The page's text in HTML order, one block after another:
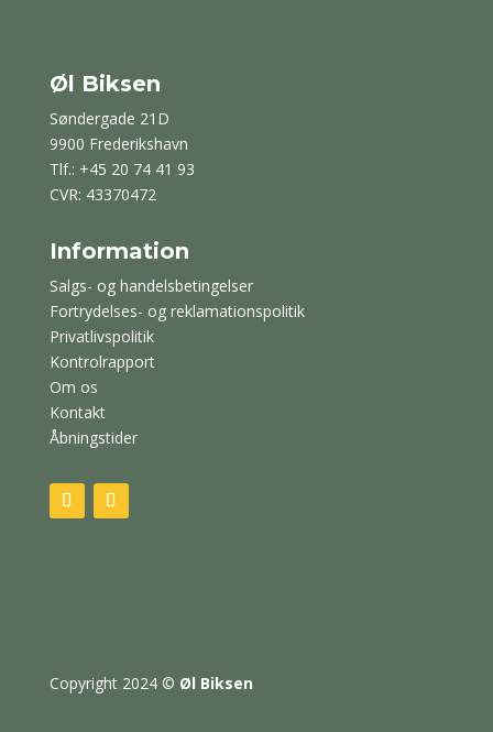
Øl Biksen
Søndergade 21D
9900 Frederikshavn
Tlf.: +45 20 74 41 93
CVR: 43370472
Information
Salgs- og handelsbetingelser
Fortrydelses- og reklamationspolitik
Privatlivspolitik
Kontrolrapport
Om os
Kontakt
Åbningstider
Copyright 2024 © Øl Biksen